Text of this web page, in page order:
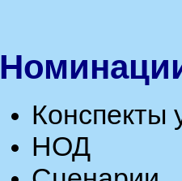
Конспекты
НОД